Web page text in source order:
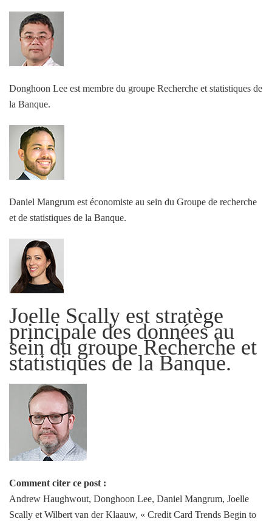
Donghoon Lee est membre du groupe Recherche et statistiques de
la Banque.
Daniel Mangrum est économiste au sein du Groupe de recherche
et de statistiques de la Banque.
Joelle Scally est stratège
principale des données au
sein du groupe Recherche et
statistiques de la Banque.
Comment citer ce post :
Andrew Haughwout, Donghoon Lee, Daniel Mangrum, Joelle
Scally et Wilbert van der Klaauw, « Credit Card Trends Begin to